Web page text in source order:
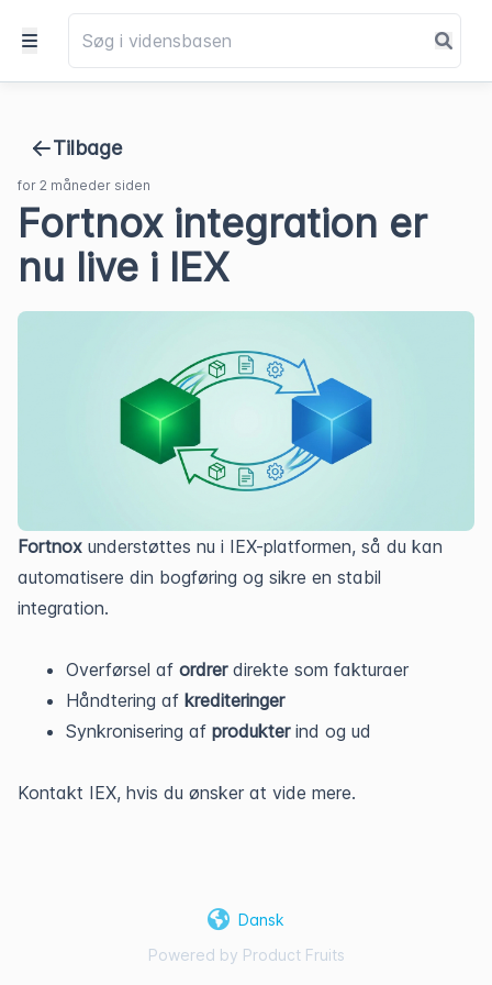
Tilbage
for 2 måneder siden
Fortnox integration er
nu live i IEX
Fortnox understøttes nu i IEX-platformen, så du kan
automatisere din bogføring og sikre en stabil
integration.
Overførsel af ordrer direkte som fakturaer
Håndtering af krediteringer
Synkronisering af produkter ind og ud
Kontakt IEX, hvis du ønsker at vide mere.
Dansk
Powered by Product Fruits